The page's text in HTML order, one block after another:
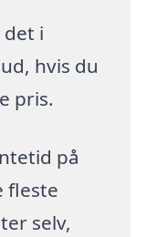
det i
hvis du
pris.
på
fleste
selv,